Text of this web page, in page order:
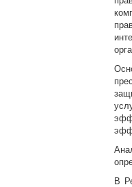
В